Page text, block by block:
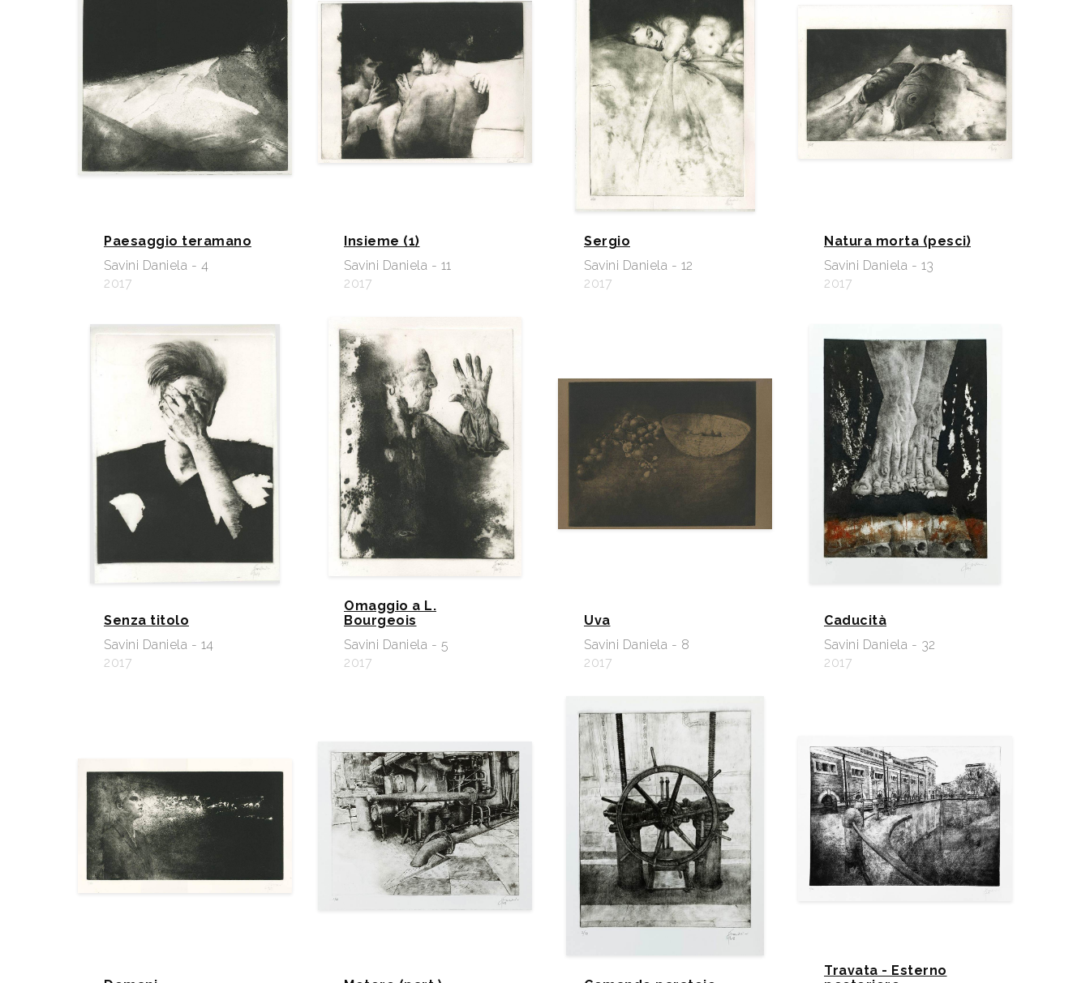
Paesaggio teramano
Savini Daniela - 4
2017
Insieme (1)
Savini Daniela - 11
2017
Sergio
Savini Daniela - 12
2017
Natura morta (pesci)
Savini Daniela - 13
2017
Senza titolo
Savini Daniela - 14
2017
Omaggio a L.
Bourgeois
Savini Daniela - 5
2017
Uva
Savini Daniela - 8
2017
Caducità
Savini Daniela - 32
2017
Travata - Esterno